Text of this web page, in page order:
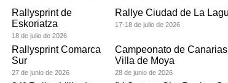
Rallysprint de
Eskoriatza
18 de julio de 2026
Rallye Ciudad de La
17-18 de julio de 2026
Rallysprint Comarca
Sur
27 de junio de 2026
Campeonato de
Villa de Moya
28 de junio de 2026